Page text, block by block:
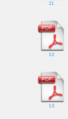
11
12
13